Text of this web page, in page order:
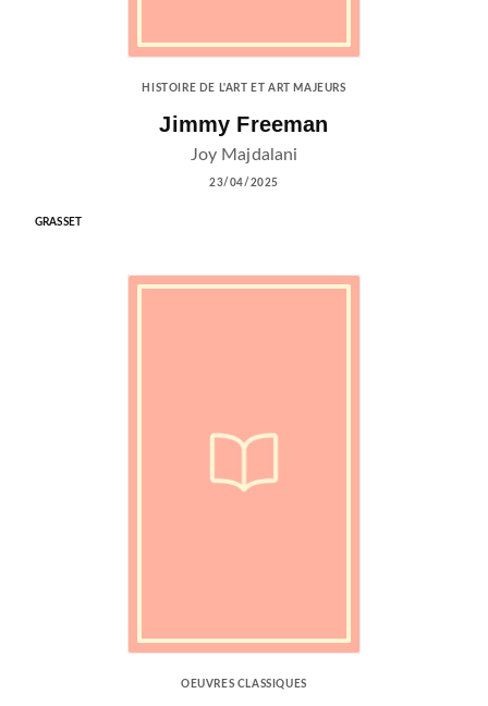
HISTOIRE DE L'ART ET ART MAJEURS
Jimmy Freeman
Joy Majdalani
23/04/2025
GRASSET
OEUVRES CLASSIQUES